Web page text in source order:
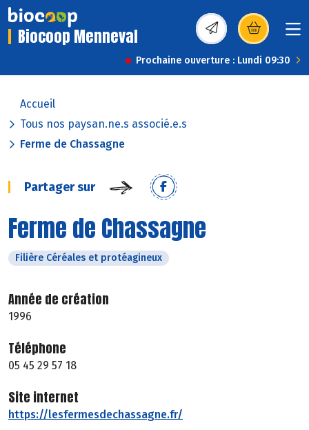
Biocoop Menneval (s’ouvre dans une
Prochaine ouverture : Lundi 09:30
Accueil
Tous nos paysan.ne.s associé.e.s
Ferme de Chassagne
Partager sur
Ferme de Chassagne
Filière Céréales et protéagineux
Année de création
1996
Téléphone
05 45 29 57 18
Site internet
https://lesfermesdechassagne.fr/